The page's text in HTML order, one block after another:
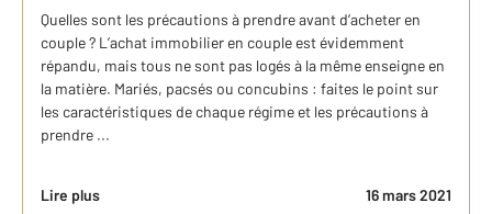
Quelles sont les précautions à prendre avant d’acheter en
couple ? L’achat immobilier en couple est évidemment
répandu, mais tous ne sont pas logés à la même enseigne en
la matière. Mariés, pacsés ou concubins : faites le point sur
les caractéristiques de chaque régime et les précautions à
prendre ...
Lire plus 16 mars 2021